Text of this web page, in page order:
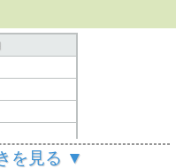
を見る ▼